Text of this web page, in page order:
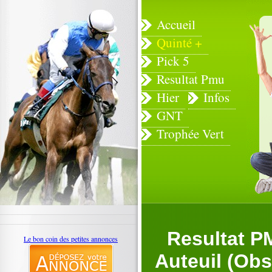
Accueil
Quinté +
Pick 5
Resultat Pmu
Hier
Infos
GNT
Trophée Vert
Resultat
Auteuil
Le bon coin des petites annonces